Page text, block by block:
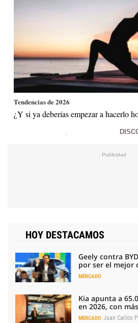
Tendencias de 2026
¿Y si ya deberías empezar a hacerlo
HOY DESTACAMOS
Geely contra
por ser el mejor
MERCADO
Kia apunta a
en 2026, con
MERCADO Juan Carlos